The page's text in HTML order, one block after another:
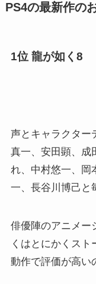
PS4の最新作の
1位 龍が如く8
声とキャラクター
真一、安田顕、成
れ、中村悠一、岡
一、長谷川博己と
俳優陣のアニメー
くはとにかくス
動作で評価が高い